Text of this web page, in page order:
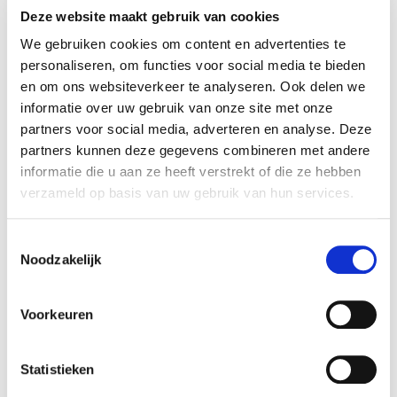
Deze website maakt gebruik van cookies
We gebruiken cookies om content en advertenties te
personaliseren, om functies voor social media te bieden
en om ons websiteverkeer te analyseren. Ook delen we
informatie over uw gebruik van onze site met onze
partners voor social media, adverteren en analyse. Deze
partners kunnen deze gegevens combineren met andere
informatie die u aan ze heeft verstrekt of die ze hebben
verzameld op basis van uw gebruik van hun services.
Noodzakelijk
Voorkeuren
Statistieken
Projectleider
Gebiedsontwikkeling
Fysiek Domein
Top vacature!
€4100 - €6200 per maand
Projectleider
Altijd als 1e op de hoogte van de
nieuwste vacatures als je een job
alert aanmaakt!
Postcode